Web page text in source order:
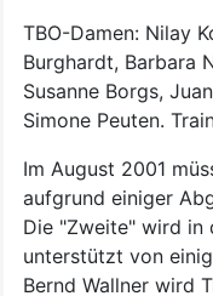
TBO-Damen: Nilay
Burghardt, Barbara
Susanne Borgs,
Simone Peuten.
Im August 2001
aufgrund einiger
Die "Zweite" wird in
unterstützt von
Bernd Wallner wird